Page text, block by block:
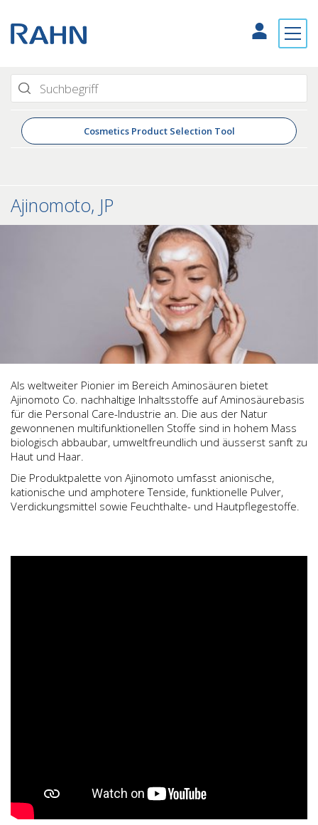
Cosmetics Product Selection Tool
Ajinomoto, JP
Als weltweiter Pionier im Bereich Aminosäuren bietet
Ajinomoto Co. nachhaltige Inhaltsstoffe auf Aminosäurebasis
für die Personal Care-Industrie an. Die aus der Natur
gewonnenen multifunktionellen Stoffe sind in hohem Mass
biologisch abbaubar, umweltfreundlich und äusserst sanft zu
Haut und Haar.
Die Produktpalette von Ajinomoto umfasst anionische,
kationische und amphotere Tenside, funktionelle Pulver,
Verdickungsmittel sowie Feuchthalte- und Hautpflegestoffe.